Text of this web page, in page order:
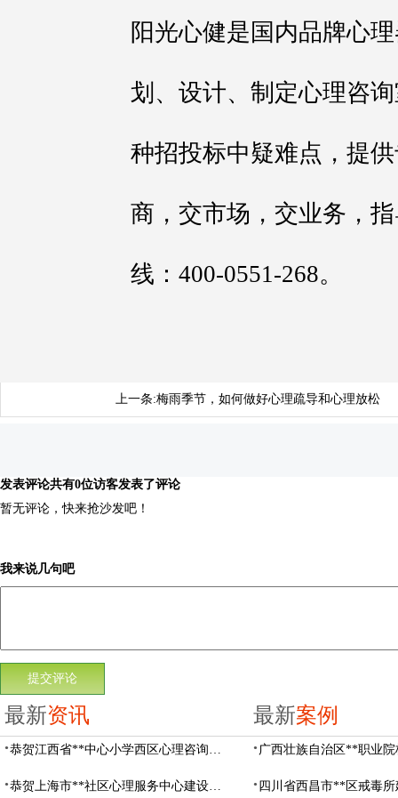
阳光心健是国内品牌心
划、设计、制定心理咨
种招投标中疑难点，提
商，交市场，交业务，
线：400-0551-268。
上一条:梅雨季节，如何做好心理疏导和心理放松
发表评论共有0位访客发表了评论
暂无评论，快来抢沙发吧！
我来说几句吧
最新资讯
恭贺江西省**中心小学西区心理咨询教室设备采购项目由阳光心健代理商中标
恭贺上海市**社区心理服务中心建设项目由阳光心健代理商中标
最新案例